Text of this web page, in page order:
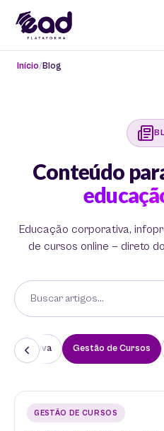
Início Blog
Conteúdo
Educação corporativa,
de cursos online — direto
Gestão de Cursos
GESTÃO DE CURSOS